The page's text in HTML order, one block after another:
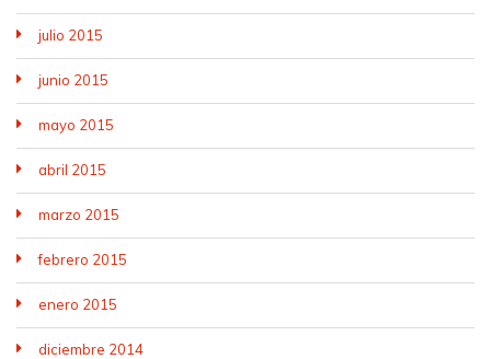
julio 2015
junio 2015
mayo 2015
abril 2015
marzo 2015
febrero 2015
enero 2015
diciembre 2014